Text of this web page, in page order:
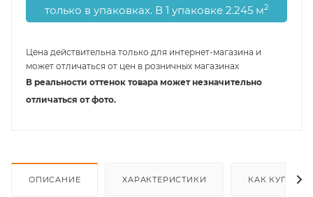
только в упаковках. В 1 упаковке 2.245 м2
Цена действительна только для интернет-магазина и
может отличаться от цен в розничных магазинах
В реальности оттенок товара может незначительно
отличаться от фото.
ОПИСАНИЕ ХАРАКТЕРИСТИКИ КАК КУПИТЬ